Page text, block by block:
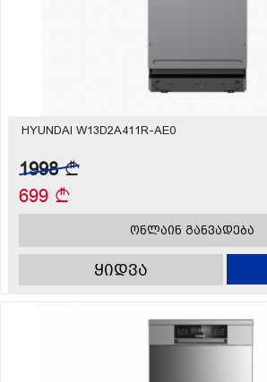
HYUNDAI W13D2A411R-AE0
1998
699
ონლაინ განვადება
ყიდვა